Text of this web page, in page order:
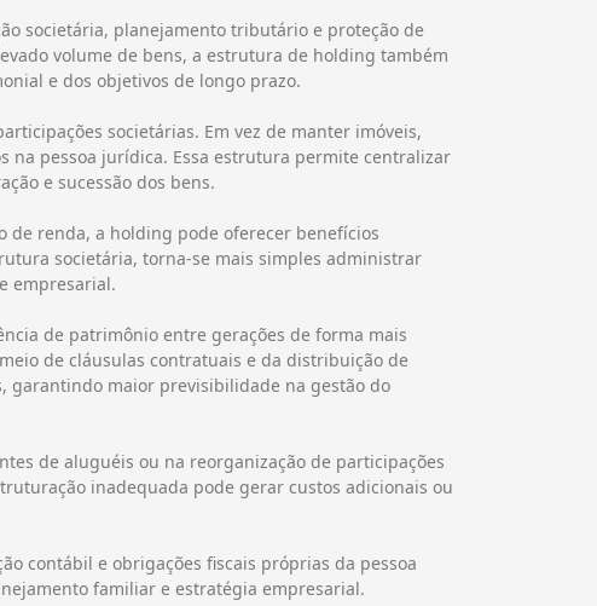
societária, planejamento tributário e proteção de
volume de bens, a estrutura de holding também
e dos objetivos de longo prazo.
societárias. Em vez de manter imóveis,
na pessoa jurídica. Essa estrutura permite centralizar
e sucessão dos bens.
de renda, a holding pode oferecer benefícios
societária, torna-se mais simples administrar
empresarial.
de patrimônio entre gerações de forma mais
de cláusulas contratuais e da distribuição de
garantindo maior previsibilidade na gestão do
de aluguéis ou na reorganização de participações
inadequada pode gerar custos adicionais ou
contábil e obrigações fiscais próprias da pessoa
familiar e estratégia empresarial.